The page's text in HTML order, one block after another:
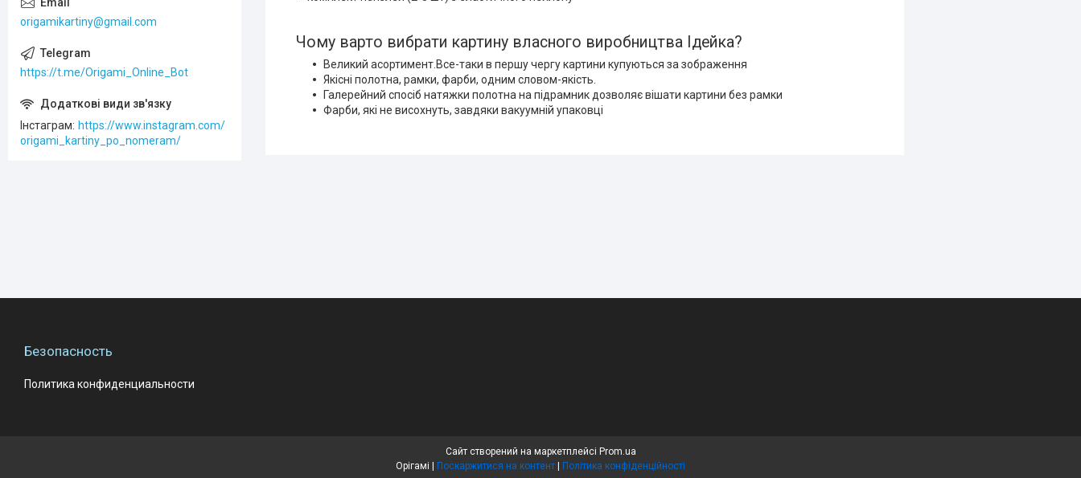
Чому варто вибрати картину власного виробництва Ідейка?
Великий асортимент.Все-таки в першу чергу картини купуються за зображення
Якісні полотна, рамки, фарби, одним словом-якість.
Галерейний спосіб натяжки полотна на підрамник дозволяє вішати картини без рамки
Фарби, які не висохнуть, завдяки вакуумній упаковці
origamikartiny@gmail.com
https://t.me/Origami_Online_Bot
Інстаграм
https://www.instagram.com/
origami_kartiny_po_nomeram/
Безопасность
Политика конфиденциальности
Сайт створений на маркетплейсі Prom.ua
Поскаржитися на контент Політика конфіденційності